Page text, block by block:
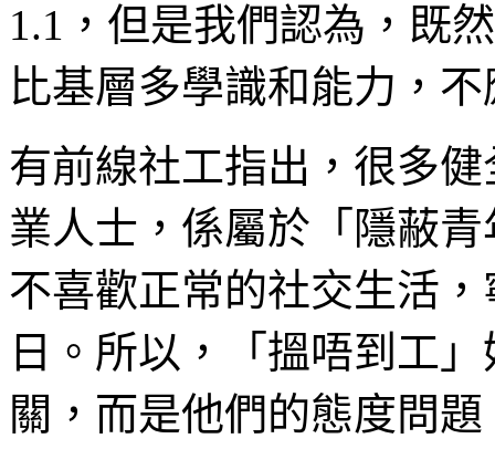
1.1，但是我們認為，既
比基層多學識和能力，
有前線社工指出，很多
業人士，係屬於「隱蔽
不喜歡正常的社交生活
日。所以，「搵唔到工
關，而是他們的態度問題